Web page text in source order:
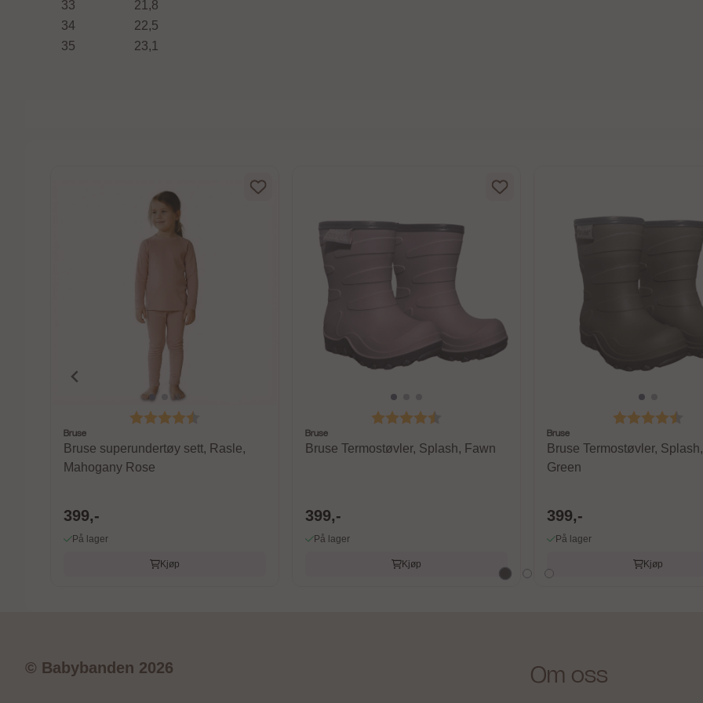
33
21,8
34
22,5
35
23,1
Karakter:
Bruse
Bruse superundertøy sett, Rasle,
Mahogany Rose
399,-
På lager
Kjøp
Karakter:
Bruse
Bruse Termostøvler, Splash, Fawn
399,-
På lager
Kjøp
Karakter:
Bruse
Bruse Termostøvler,
Green
399,-
På lager
Kjøp
© Babybanden 2026 Om oss